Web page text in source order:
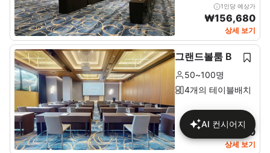
1인당 예상가
₩156,680
상세 보기
그랜드볼룸 B
50~100명
4개의 테이블배치
1인당 예상가
₩120,900
상세 보기
AI 컨시어지